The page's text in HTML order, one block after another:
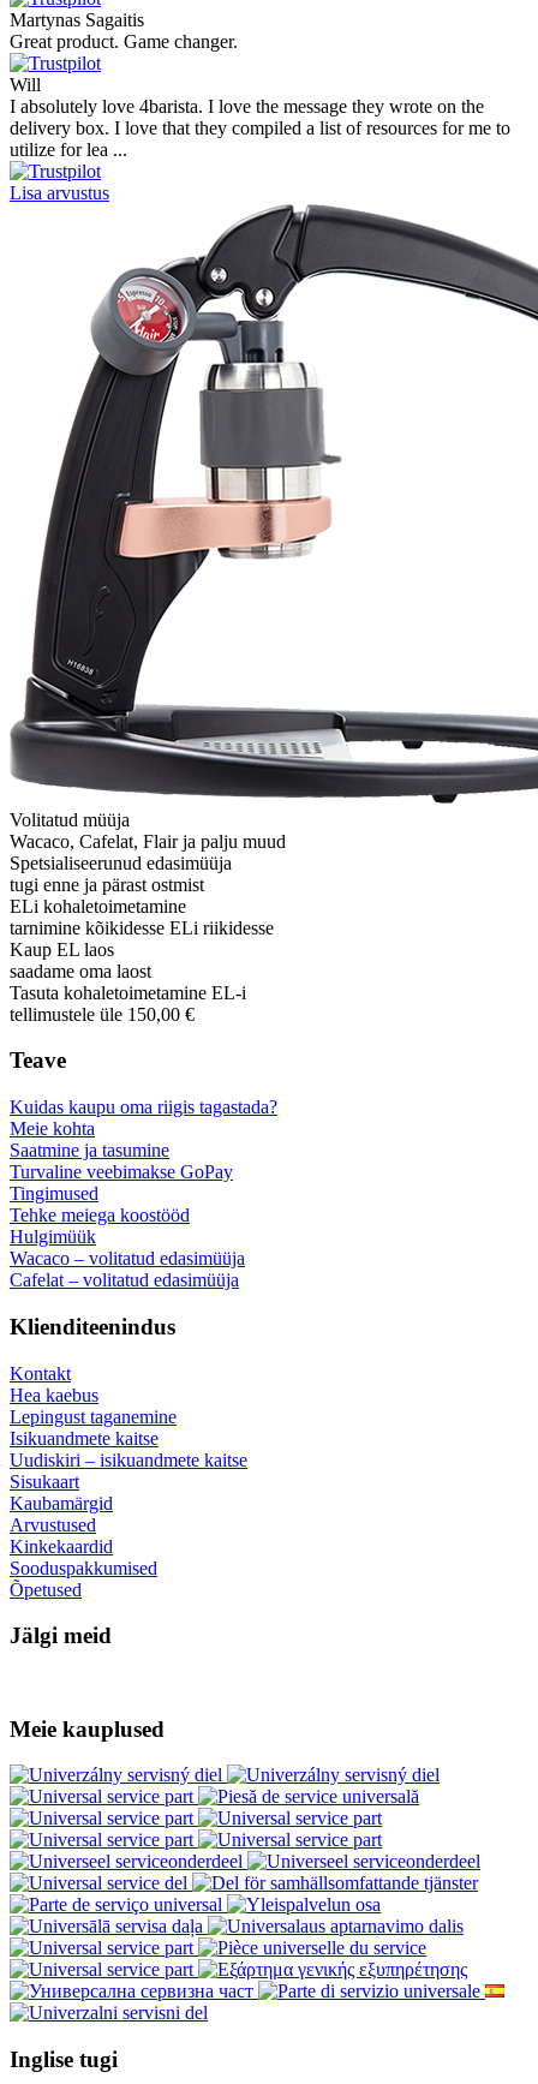
Martynas Sagaitis
Great product. Game changer.
Will
I absolutely love 4barista. I love the message they wrote on the
delivery box. I love that they compiled a list of resources for me to
utilize for lea ...
Lisa arvustus
Volitatud müüja
Wacaco, Cafelat, Flair ja palju muud
Spetsialiseerunud edasimüüja
tugi enne ja pärast ostmist
ELi kohaletoimetamine
tarnimine kõikidesse ELi riikidesse
Kaup EL laos
saadame oma laost
Tasuta kohaletoimetamine EL-i
tellimustele üle 150,00 €
Teave
Kuidas kaupu oma riigis tagastada?
Meie kohta
Saatmine ja tasumine
Turvaline veebimakse GoPay
Tingimused
Tehke meiega koostööd
Hulgimüük
Wacaco – volitatud edasimüüja
Cafelat – volitatud edasimüüja
Klienditeenindus
Kontakt
Hea kaebus
Lepingust taganemine
Isikuandmete kaitse
Uudiskiri – isikuandmete kaitse
Sisukaart
Kaubamärgid
Arvustused
Kinkekaardid
Sooduspakkumised
Õpetused
Jälgi meid
Meie kauplused
Inglise tugi